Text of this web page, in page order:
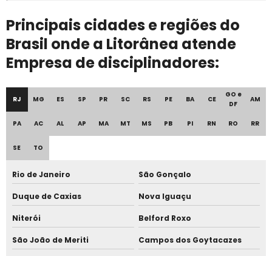
Fornecedor de galpão de lona treliçado
Fornecedor de tenda bolha
Fornecedor de tenda carpinha
Fornecedor de tenda piramidal
Fornecedor de tenda sanfonada
Fornecedor de tendas carpa
Fornecedor de tendas personalizadas
Fornecedor tenda piramidal cristal
Galpão de lona para venda
Principais cidades e regiões do
Brasil onde a Litorânea atende
Empresa de disciplinadores:
RJ MG ES SP PR SC RS PE BA CE
GO e
DF
AM
PA AC AL AP MA MT MS PB PI RN RO RR
SE TO
Rio de Janeiro São Gonçalo
Duque de Caxias Nova Iguaçu
Niterói Belford Roxo
São João de Meriti Campos dos Goytacazes